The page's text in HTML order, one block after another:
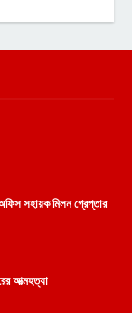
সহায়ক মিলন গ্রেপ্তার
আত্মহত্যা